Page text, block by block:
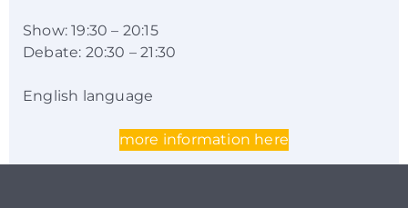
Show: 19:30 – 20:15
Debate: 20:30 – 21:30
English language
more information here